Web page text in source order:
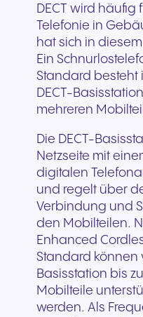
DECT wird häufig
Telefonie in
hat sich in
Ein
Standard besteht
DECT-
mehreren
Die DECT-
Netzseite mit
digitalen
und regelt über
Verbindung und
den Mobilteilen.
Enhanced
Standard können
Basisstation bis
Mobilteile
werden. Als